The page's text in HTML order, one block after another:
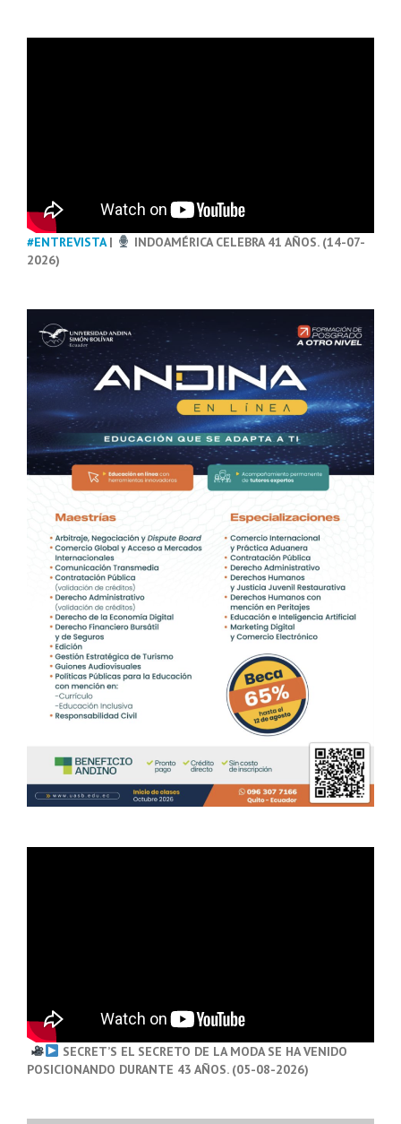
#ENTREVISTA|
INDOAMÉRICA CELEBRA 41 AÑOS. (14-07-
2026)
SECRET’S EL SECRETO DE LA MODA SE HA VENIDO
POSICIONANDO DURANTE 43 AÑOS. (05-08-2026)